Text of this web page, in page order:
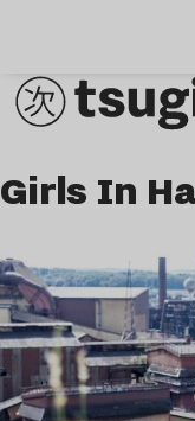
Girls In